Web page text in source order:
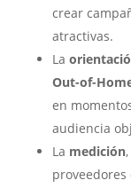
crear
atractivas.
La
Out-of-
en
audiencia
La medición